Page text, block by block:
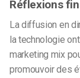
Réflexions
La diffusion en
la technologie
marketing mix
promouvoir des